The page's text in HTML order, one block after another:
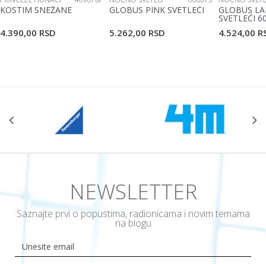
KOSTIM SNEŽANE
4.390,00 RSD
GLOBUS PINK SVETLEĆI
5.262,00 RSD
GLOBUS
SVETLEĆI
4.524,00
NEWSLETTER
Saznajte prvi o popustima, radionicama i novim temama
na blogu